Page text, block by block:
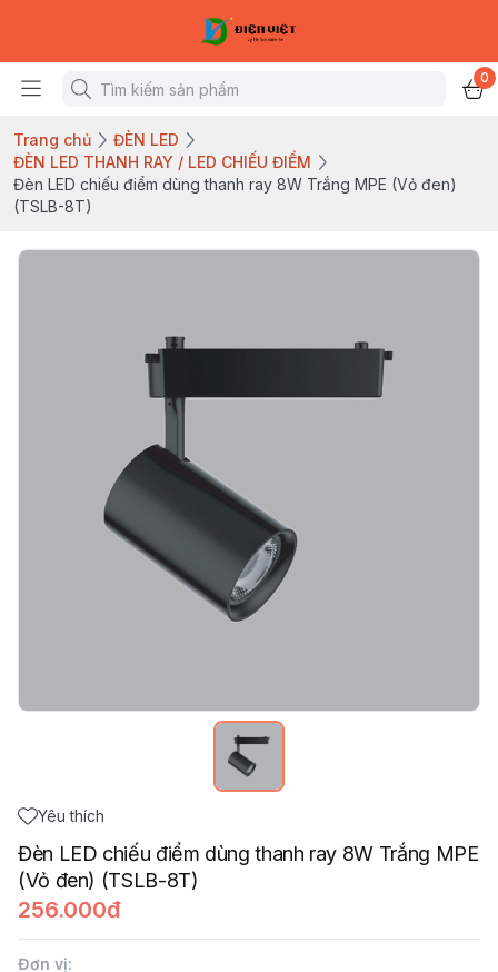
0
Trang chủ
ĐÈN LED
ĐÈN LED THANH RAY / LED CHIẾU ĐIỂM
Đèn LED chiếu điểm dùng thanh ray 8W Trắng MPE (Vỏ đen)
(TSLB-8T)
Yêu thích
Đèn LED chiếu điểm dùng thanh ray 8W Trắng MPE
(Vỏ đen) (TSLB-8T)
256.000đ
Đơn vị: